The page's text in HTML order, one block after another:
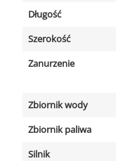
Długość
Szerokość
Zanurzenie
Zbiornik wody
Zbiornik paliwa
Silnik